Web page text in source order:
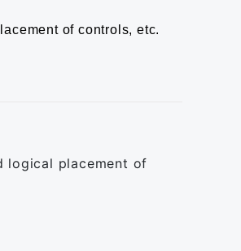
of controls, etc.
logical placement of